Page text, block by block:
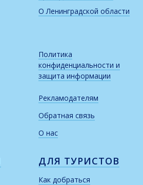
О Ленинградской области
Политика
конфиденциальности и
защита информации
Рекламодателям
Обратная связь
О нас
ДЛЯ ТУРИСТОВ
Как добраться